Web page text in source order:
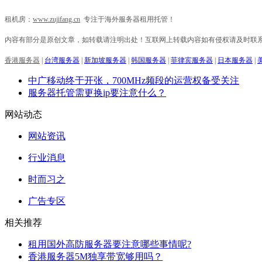
租机房： www.zujifang.cn 专注于海外服务器租用托管！
内容有部分是原创文章，如转载请注明出处！互联网上转载内容如有侵权请及时联
香港服务器 台湾服务器 新加坡服务器 韩国服务器 菲律宾服务器 日本服务器
中广移动终于开张，700MHz频段的运营权备受关注
服务器托管需更换ip要注意什么？
网站动态
网站资讯
行业消息
时而习之
广告专区
相关推荐
租用国外高防服务器要注意哪些事情呢?
香港服务器5M独享带宽够用吗？